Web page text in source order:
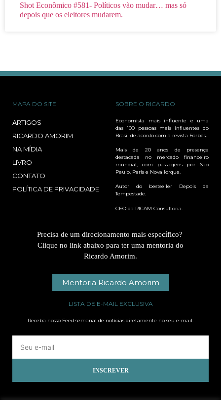
Shot Econômico #581- Políticos vão mudar… mas só
depois que os eleitores mudarem.
MAPA DO SITE
ARTIGOS
RICARDO AMORIM
NA MÍDIA
LIVRO
CONTATO
POLÍTICA DE PRIVACIDADE
SOBRE O RICARDO
Economista mais influente e uma
das 100 pessoas mais influentes do
Brasil de acordo com a revista Forbes.
Mais de 20 anos de presença
destacada no mercado financeiro
mundial, com passagens por São
Paulo, Paris e Nova Iorque.
Autor do bestseller Depois da
Tempestade.
CEO da RICAM Consultoria.
Precisa de um direcionamento mais específico?
Clique no link abaixo para ter uma mentoria do
Ricardo Amorim.
Mentoria Ricardo Amorim
LISTA DE E-MAIL EXCLUSIVA
Receba nosso Feed semanal de notícias diretamente no seu e-mail.
INSCREVER